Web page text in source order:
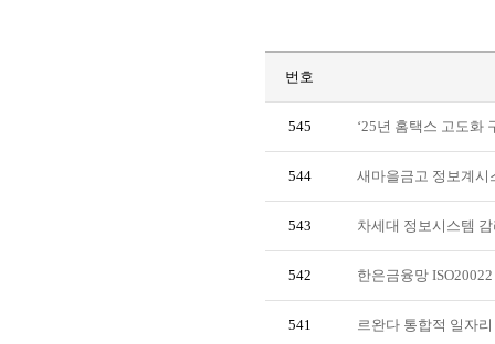
번호
545 ‘25년 홈택스 고도화
544 새마을금고 정보계시
543 차세대 정보시스템
542 한은금융망
541 르완다 통합적 일자